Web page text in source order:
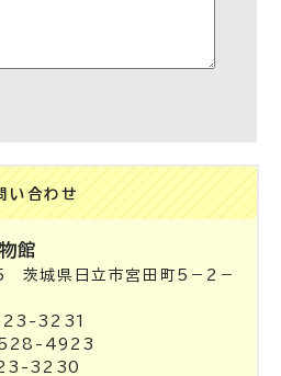
い合わせ
館
茨城県日立市宮田町5－2－
23-3231
4923
23-3230